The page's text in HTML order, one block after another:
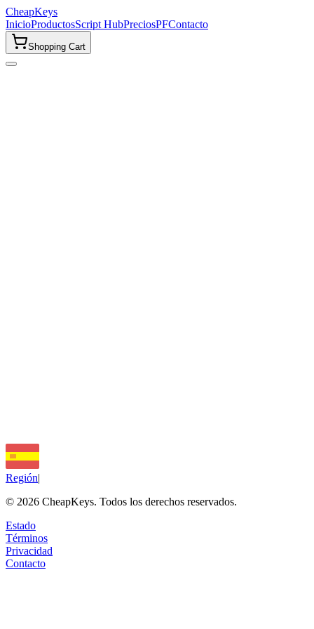
CheapKeys
InicioProductosScript HubPreciosPFContacto
Shopping Cart
Región|
© 2026 CheapKeys. Todos los derechos reservados.
Estado
Términos
Privacidad
Contacto